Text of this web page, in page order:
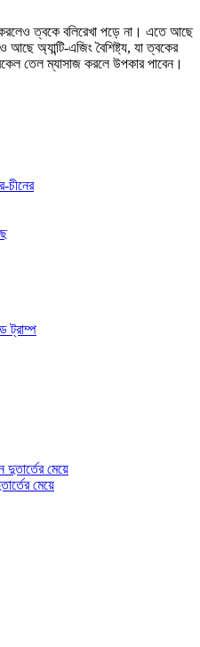
ত্বকে বলিরেখা পড়ে না। এতে আছে
আছে অ্যান্টি-এজিং বৈশিষ্ট্য, যা ত্বকের
তেল ম্যাসাজ করলে উপকার পাবেন।
চীনের
ট্রাম্প
মেয়ে